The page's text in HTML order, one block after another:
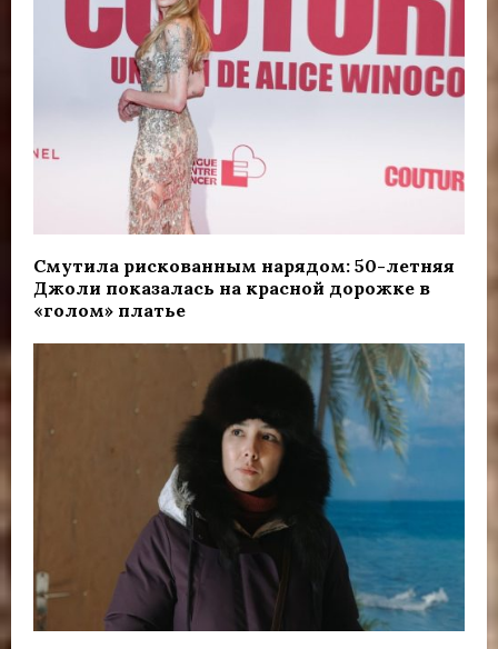
Смутила рискованным нарядом: 50-летняя
Джоли показалась на красной дорожке в
«голом» платье